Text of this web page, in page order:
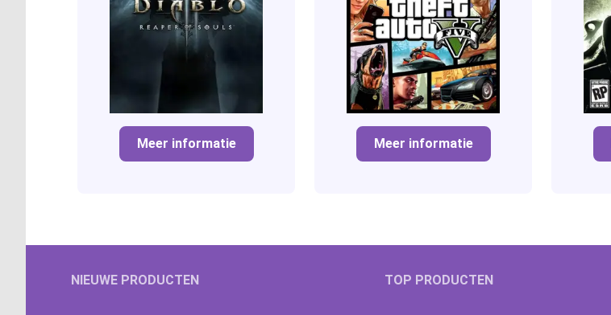
Meer informatie Meer informatie
NIEUWE PRODUCTEN TOP PRODUCTEN